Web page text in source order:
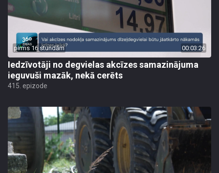
pirms 16 stundām 00:03:26
Iedzīvotāji no degvielas akcīzes samazinājuma
ieguvuši mazāk, nekā cerēts
415. epizode